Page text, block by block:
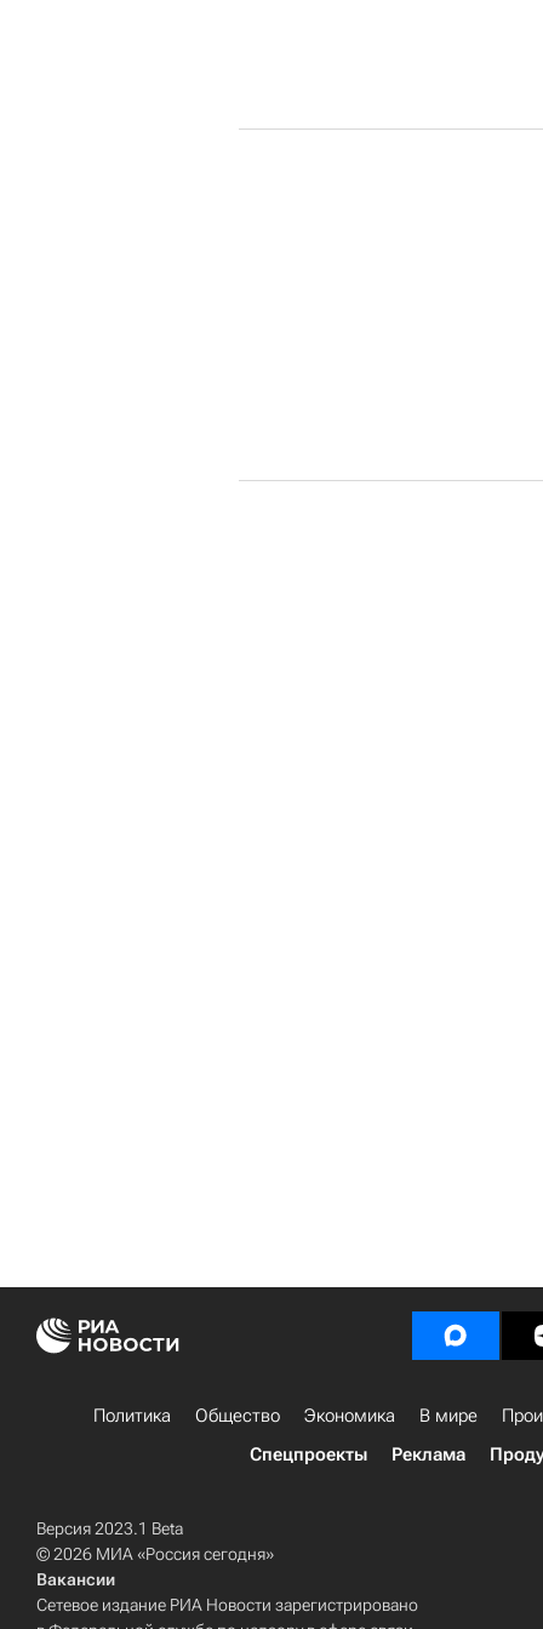
Политика Общество Экономика В мире
Спецпроекты
Реклама
Версия 2023.1 Beta
© 2026 МИА «Россия сегодня»
Вакансии
Сетевое издание РИА Новости зарегистрировано